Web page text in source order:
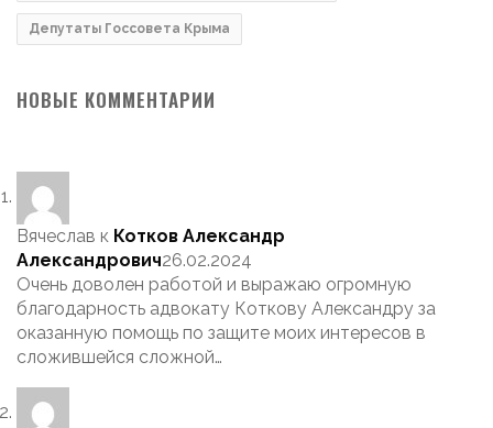
Депутаты Госсовета Крыма
НОВЫЕ КОММЕНТАРИИ
Вячеслав к Котков Александр
Александрович26.02.2024
Очень доволен работой и выражаю огромную
благодарность адвокату Коткову Александру за
оказанную помощь по защите моих интересов в
сложившейся сложной…